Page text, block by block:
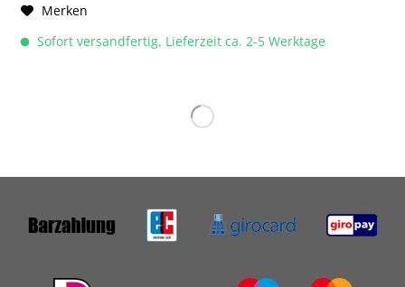
Merken
Sofort versandfertig, Lieferzeit ca. 2-5 Werktage